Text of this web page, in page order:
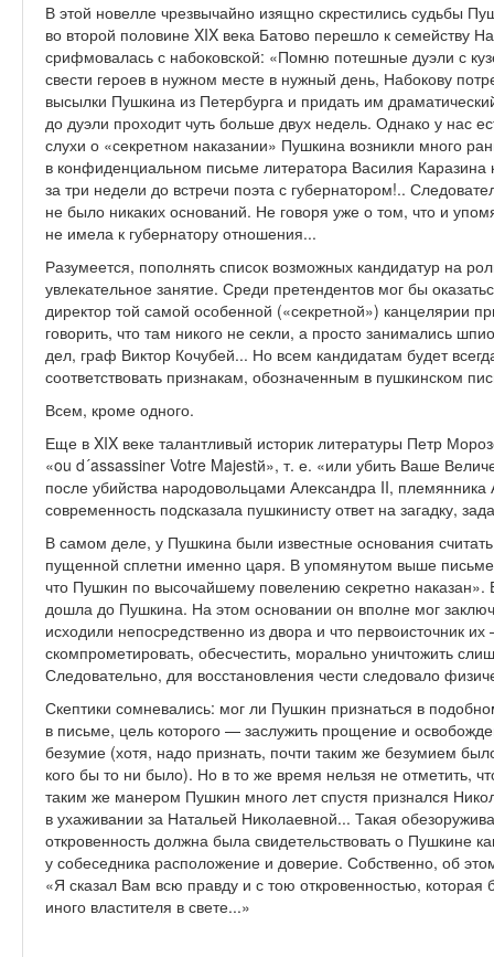
В этой новелле чрезвычайно изящно скрестились судьбы
во второй половине XIX века Батово перешло к семейству
срифмовалась с набоковской: «Помню потешные дуэли с
свести героев в нужном месте в нужный день, Набокову
высылки Пушкина из Петербурга и придать им
до дуэли проходит чуть больше двух недель. Однако у нас
слухи о «секретном наказании» Пушкина возникли много
в конфиденциальном письме литератора Василия Каразина
за три недели до встречи поэта с губернатором!..
не было никаких оснований. Не говоря уже о том, что и
не имела к губернатору отношения...
Разумеется, пополнять список возможных кандидатур на
увлекательное занятие. Среди претендентов мог бы
директор той самой особенной («секретной») канцелярии
говорить, что там никого не секли, а просто занимались
дел, граф Виктор Кочубей... Но всем кандидатам будет
соответствовать признакам, обозначенным в пушкинском
Всем, кроме одного.
Еще в XIX веке талантливый историк литературы Петр
«ou d´assassiner Votre Majestй», т. е. «или убить Ваше
после убийства народовольцами Александра II,
современность подсказала пушкинисту ответ на загадку,
В самом деле, у Пушкина были известные основания
пущенной сплетни именно царя. В упомянутом выше
что Пушкин по высочайшему повелению секретно
дошла до Пушкина. На этом основании он вполне мог
исходили непосредственно из двора и что первоисточник
скомпрометировать, обесчестить, морально уничтожить
Следовательно, для восстановления чести следовало
Скептики сомневались: мог ли Пушкин признаться в
в письме, цель которого — заслужить прощение и
безумие (хотя, надо признать, почти таким же безумием
кого бы то ни было). Но в то же время нельзя не отметить,
таким же манером Пушкин много лет спустя признался
в ухаживании за Натальей Николаевной... Такая
откровенность должна была свидетельствовать о Пушкине
у собеседника расположение и доверие. Собственно, об
«Я сказал Вам всю правду и с тою откровенностью, которая
иного властителя в свете...»